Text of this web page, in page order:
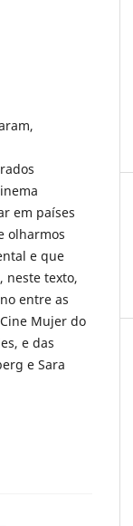
em países
olharmos
e que
neste texto,
entre as
Mujer do
e das
e Sara